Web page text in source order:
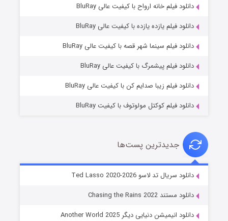
خاندان اژدها فصل ۳
دانلود فیلم خانه ارواح با کیفیت عالی BluRay
دانلود فیلم یازده یازده با کیفیت عالی BluRay
دانلود فیلم سینما شهر قصه با کیفیت عالی BluRay
دانلود فیلم پیشمرگ با کیفیت عالی BluRay
دانلود فیلم زیبا صدایم کن با کیفیت عالی BluRay
دانلود فیلم کوکتل مولوتوف با کیفیت BluRay
جدیدترین پست‌ها
دانلود سریال تد لاسو Ted Lasso 2020-2026
دانلود مستند Chasing the Rains 2022
دانلود انیمیشن دنیایی دیگر Another World 2025